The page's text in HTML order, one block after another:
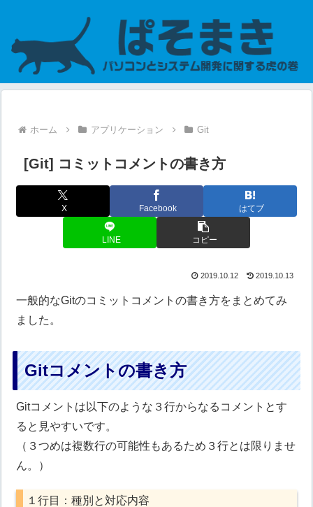
ホーム アプリケーション Git
[Git] コミットコメントの書き方
X Facebook はてブ
LINE コピー
2019.10.12 2019.10.13
一般的なGitのコミットコメントの書き方をまとめてみ
ました。
Gitコメントの書き方
Gitコメントは以下のような３行からなるコメントとす
ると見やすいです。
（３つめは複数行の可能性もあるため３行とは限りませ
ん。）
１行目：種別と対応内容